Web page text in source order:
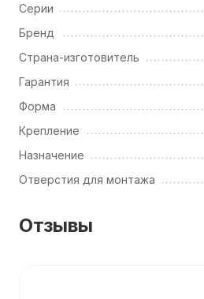
Серии
Бренд
Страна-изготовитель
Гарантия
Форма
Крепление
Назначение
Отверстия для монтажа
Отзывы